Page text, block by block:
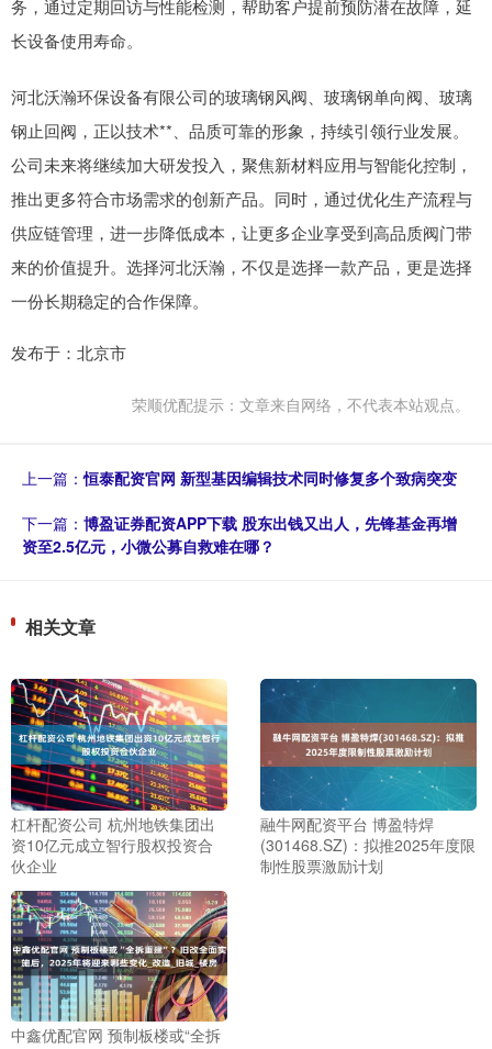
务，通过定期回访与性能检测，帮助客户提前预防潜在故障，延
长设备使用寿命。
河北沃瀚环保设备有限公司的玻璃钢风阀、玻璃钢单向阀、玻璃
钢止回阀，正以技术**、品质可靠的形象，持续引领行业发展。
公司未来将继续加大研发投入，聚焦新材料应用与智能化控制，
推出更多符合市场需求的创新产品。同时，通过优化生产流程与
供应链管理，进一步降低成本，让更多企业享受到高品质阀门带
来的价值提升。选择河北沃瀚，不仅是选择一款产品，更是选择
一份长期稳定的合作保障。
发布于：北京市
荣顺优配提示：文章来自网络，不代表本站观点。
上一篇：恒泰配资官网 新型基因编辑技术同时修复多个致病突变
下一篇： 博盈证券配资APP下载 股东出钱又出人，先锋基金再增
资至2.5亿元，小微公募自救难在哪？
相关文章
杠杆配资公司 杭州地铁集团出
资10亿元成立智行股权投资合
伙企业
融牛网配资平台 博盈特焊
(301468.SZ)：拟推2025年度限
制性股票激励计划
中鑫优配官网 预制板楼或“全拆